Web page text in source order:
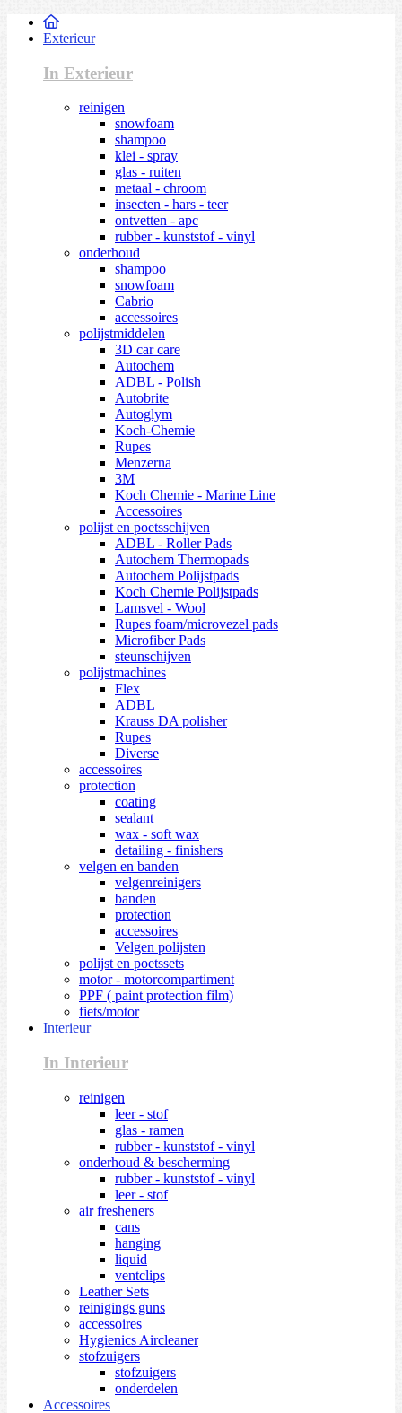
Exterieur
In Exterieur
reinigen
snowfoam
shampoo
klei - spray
glas - ruiten
metaal - chroom
insecten - hars - teer
ontvetten - apc
rubber - kunststof - vinyl
onderhoud
shampoo
snowfoam
Cabrio
accessoires
polijstmiddelen
3D car care
Autochem
ADBL - Polish
Autobrite
Autoglym
Koch-Chemie
Rupes
Menzerna
3M
Koch Chemie - Marine Line
Accessoires
polijst en poetsschijven
ADBL - Roller Pads
Autochem Thermopads
Autochem Polijstpads
Koch Chemie Polijstpads
Lamsvel - Wool
Rupes foam/microvezel pads
Microfiber Pads
steunschijven
polijstmachines
Flex
ADBL
Krauss DA polisher
Rupes
Diverse
accessoires
protection
coating
sealant
wax - soft wax
detailing - finishers
velgen en banden
velgenreinigers
banden
protection
accessoires
Velgen polijsten
polijst en poetssets
motor - motorcompartiment
PPF ( paint protection film)
fiets/motor
Interieur
In Interieur
reinigen
leer - stof
glas - ramen
rubber - kunststof - vinyl
onderhoud & bescherming
rubber - kunststof - vinyl
leer - stof
air fresheners
cans
hanging
liquid
ventclips
Leather Sets
reinigings guns
accessoires
Hygienics Aircleaner
stofzuigers
stofzuigers
onderdelen
Accessoires